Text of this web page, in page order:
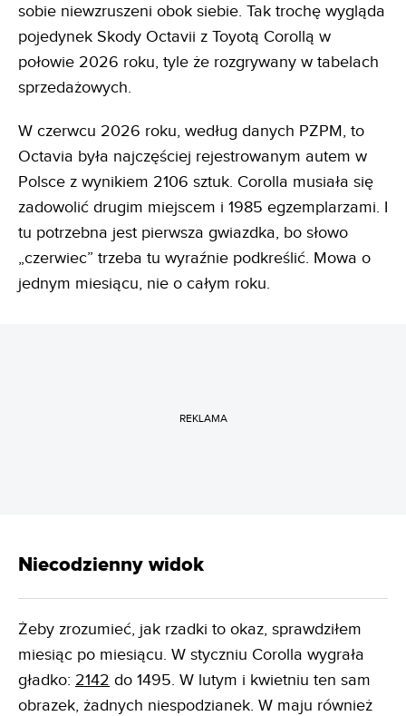
sobie niewzruszeni obok siebie. Tak trochę wygląda
pojedynek Skody Octavii z Toyotą Corollą w
połowie 2026 roku, tyle że rozgrywany w tabelach
sprzedażowych.
W czerwcu 2026 roku, według danych PZPM, to
Octavia była najczęściej rejestrowanym autem w
Polsce z wynikiem 2106 sztuk. Corolla musiała się
zadowolić drugim miejscem i 1985 egzemplarzami. I
tu potrzebna jest pierwsza gwiazdka, bo słowo
„czerwiec” trzeba tu wyraźnie podkreślić. Mowa o
jednym miesiącu, nie o całym roku.
REKLAMA
Niecodzienny widok
Żeby zrozumieć, jak rzadki to okaz, sprawdziłem
miesiąc po miesiącu. W styczniu Corolla wygrała
gładko: 2142 do 1495. W lutym i kwietniu ten sam
obrazek, żadnych niespodzianek. W maju również